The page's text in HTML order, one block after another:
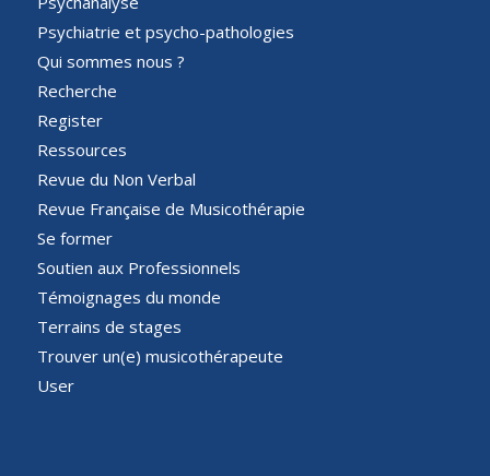
Psychiatrie et psycho-pathologies
Qui sommes nous ?
Recherche
Register
Ressources
Revue du Non Verbal
Revue Française de Musicothérapie
Se former
Soutien aux Professionnels
Témoignages du monde
Terrains de stages
Trouver un(e) musicothérapeute
User